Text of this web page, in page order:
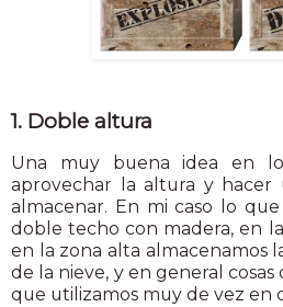
1. Doble altura
Una muy buena idea en
aprovechar la altura y hacer
almacenar. En mi caso lo
doble techo con madera, en
en la zona alta almacenamos
de la nieve, y en general
que utilizamos muy de vez en